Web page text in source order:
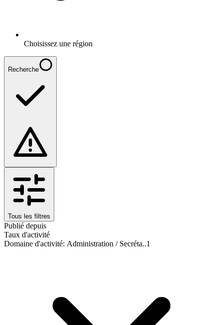
Choisissez une région
Recherche
Tous les filtres
Publié depuis
Taux d'activité
Domaine d'activité: Administration / Secréta..1